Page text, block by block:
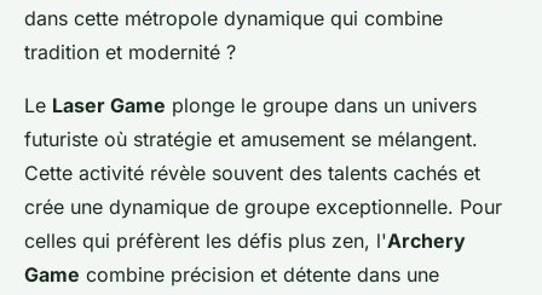
dans cette métropole dynamique qui combine
tradition et modernité ?
Le Laser Game plonge le groupe dans un univers
futuriste où stratégie et amusement se mélangent.
Cette activité révèle souvent des talents cachés et
crée une dynamique de groupe exceptionnelle. Pour
celles qui préfèrent les défis plus zen, l'Archery
Game combine précision et détente dans une